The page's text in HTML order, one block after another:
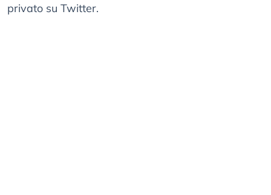
privato su Twitter.